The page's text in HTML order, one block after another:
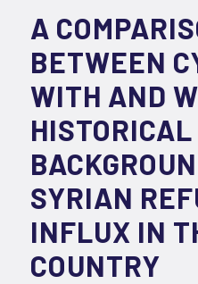
A
BETWEEN
WITH AND
SYRIAN
INFLUX IN
COUNTRY